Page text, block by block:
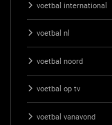
voetbal international
voetbal nl
voetbal noord
voetbal op tv
voetbal vanavond